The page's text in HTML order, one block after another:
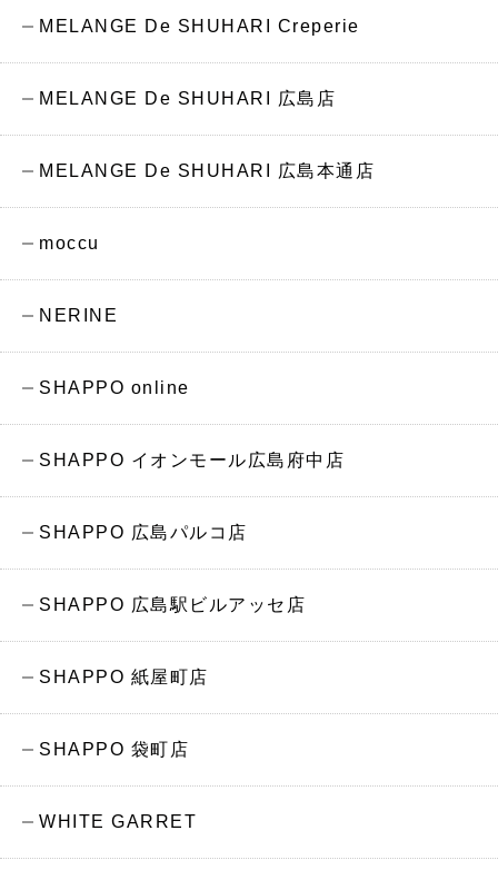
MELANGE De SHUHARI Creperie
MELANGE De SHUHARI 広島店
MELANGE De SHUHARI 広島本通店
moccu
NERINE
SHAPPO online
SHAPPO イオンモール広島府中店
SHAPPO 広島パルコ店
SHAPPO 広島駅ビルアッセ店
SHAPPO 紙屋町店
SHAPPO 袋町店
WHITE GARRET